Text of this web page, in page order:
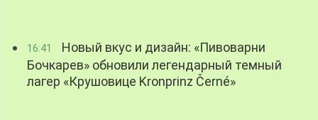
16:41
Новый вкус и дизайн: «Пивоварни
Бочкарев» обновили легендарный темный
лагер «Крушовице Kronprinz Černé»